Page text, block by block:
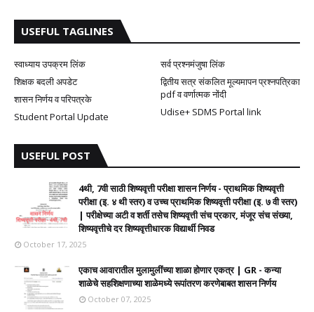
USEFUL TAGLINES
स्वाध्याय उपक्रम लिंक
सर्व प्रश्नमंजुषा लिंक
शिक्षक बदली अपडेट
द्वितीय सत्र संकलित मूल्यमापन प्रश्नपत्रिका
pdf व वर्णात्मक नोंदी
शासन निर्णय व परिपत्रके
Udise+ SDMS Portal link
Student Portal Update
USEFUL POST
4थी, 7वी साठी शिष्यवृत्ती परीक्षा शासन निर्णय - प्राथमिक शिष्यवृत्ती
परीक्षा (इ. ४ थी स्तर) व उच्च प्राथमिक शिष्यवृत्ती परीक्षा (इ. ७ वी स्तर)
| परीक्षेच्या अटी व शर्ती तसेच शिष्यवृत्ती संच प्रकार, मंजूर संच संख्या,
शिष्यवृत्तीचे दर शिष्यवृत्तीधारक विद्यार्थी निवड
October 17, 2025
एकाच आवारातील मुलामुलींच्या शाळा होणार एकत्र | GR - कन्या
शाळेचे सहशिक्षणाच्या शाळेमध्ये रूपांतरण करणेबाबत शासन निर्णय
October 07, 2025